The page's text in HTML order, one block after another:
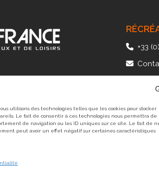
utilisons des technologies telles que les cookies pour stocker
Le fait de consentir à ces technologies nous permettra de
de navigation ou les ID uniques sur ce site. Le fait de
peut avoir un effet négatif sur certaines caractéristiques
+33
26000
| Une création de